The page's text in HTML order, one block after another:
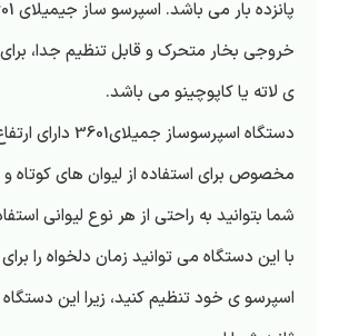
خروجی بخار متحرک و قابل تنظیم جدا،
ی لاته یا کاپوچینو می باشد.
دستگاه اسپرسوساز
مخصوص برای استفاده از لیوان های کوتاه و
شما بتوانید به راحتی از هر نوع لیوانی
با این دستگاه می توانید زمان دلخواه را
اسپرسو ی خود تنظیم کنید، زیرا این